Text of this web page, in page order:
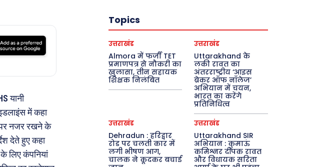
यानी
में कहा
पर नजर रखने के
देते हुए कहा
लिए कंपनियां
Topics
उत्तराखंड
Almora में फर्जी TET
प्रमाणपत्र से नौकरी का
खुलासा, तीन सहायक
शिक्षक निलंबित
उत्तराखंड
Uttarakhand के
लकी रावत का
अंतरराष्ट्रीय ‘आइस
ब्रेकर ऑफ नॉलेज’
अभियान में चयन,
भारत का करेंगे
प्रतिनिधित्व
उत्तराखंड
Dehradun : हरिद्वार
रोड पर चलती कार में
लगी भीषण आग,
चालक ने कूदकर बचाई
उत्तराखंड
Uttarakhand SIR
अभियान : कुमाऊं
कमिश्नर दीपक रावत
और विधायक सरिता